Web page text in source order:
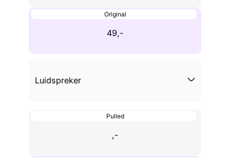
Original
49,-
Luidspreker
Pulled
,-